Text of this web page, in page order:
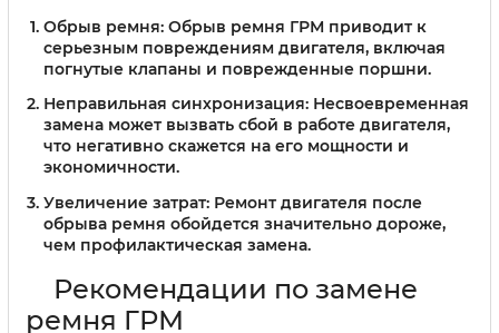
Обрыв ремня: Обрыв ремня ГРМ приводит к
серьезным повреждениям двигателя, включая
погнутые клапаны и поврежденные поршни.
Неправильная синхронизация: Несвоевременная
замена может вызвать сбой в работе двигателя,
что негативно скажется на его мощности и
экономичности.
Увеличение затрат: Ремонт двигателя после
обрыва ремня обойдется значительно дороже,
чем профилактическая замена.
Рекомендации по замене
ремня ГРМ